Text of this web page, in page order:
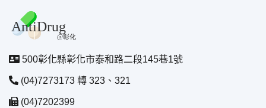
500彰化縣彰化市泰和路二段145巷1號
(04)7273173 轉 323、321
(04)7202399